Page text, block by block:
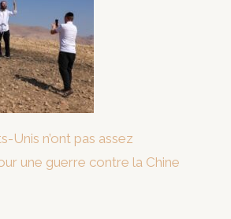
Unis n’ont pas assez
une guerre contre la Chine